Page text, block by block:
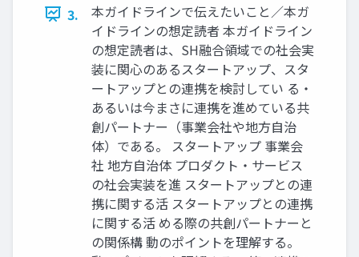
3.
本ガイドラインで伝えたいこと／本ガ
イドラインの想定読者 本ガイドライン
の想定読者は、SH融合領域での社会実
装に関心のあるスタートアップ、スタ
ートアップとの連携を検討してい る・
あるいは今まさに連携を進めている共
創パートナー（事業会社や地方自治
体）である。 スタートアップ 事業会
社 地方自治体 プロダクト・サービス
の社会実装を進 スタートアップとの連
携に関する活 スタートアップとの連携
に関する活 める際の共創パートナーと
の関係構 動のポイントを理解する。